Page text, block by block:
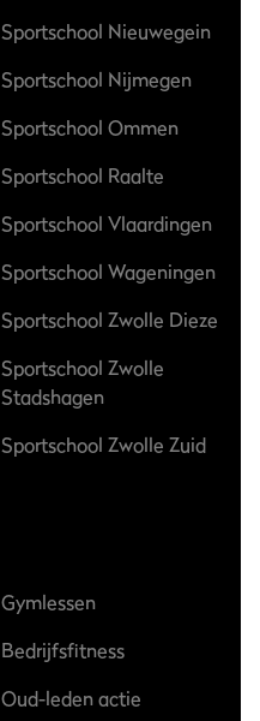
Sportschool Nieuwegein
Sportschool Nijmegen
Sportschool Ommen
Sportschool Raalte
Sportschool Vlaardingen
Sportschool Wageningen
Sportschool Zwolle Dieze
Sportschool Zwolle
Stadshagen
Sportschool Zwolle Zuid
Gymlessen
Bedrijfsfitness
Oud-leden actie